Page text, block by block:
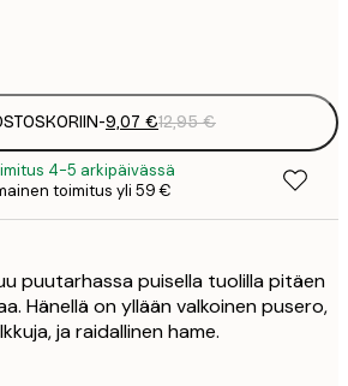
-9,07 €12,95 €
4-5 arkipäivässä
toimitus yli 59 €
puutarhassa puisella tuolilla pitäen
Hänellä on yllään valkoinen pusero,
ja raidallinen hame.